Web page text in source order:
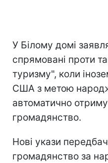
У Білому домі
спрямовані проти
туризму", коли
США з метою
автоматично
громадянство.
Нові укази
громадянство за